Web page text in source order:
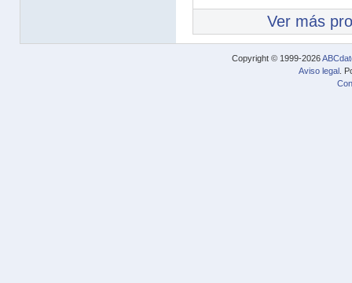
Ver más
Copyright © 1999-2026
Aviso legal .